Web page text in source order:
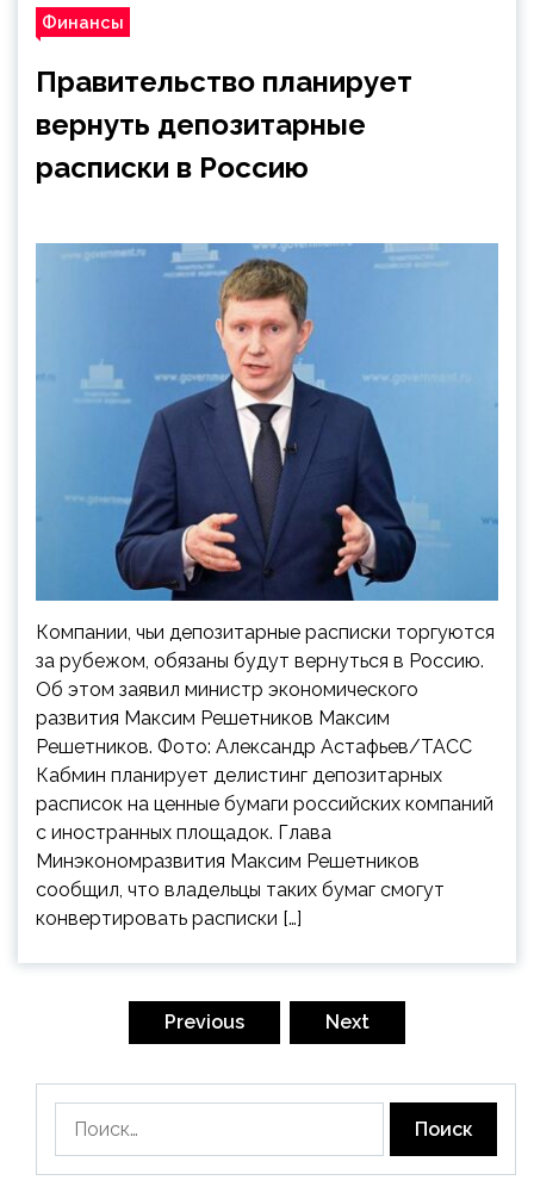
Финансы
Правительство планирует
вернуть депозитарные
расписки в Россию
Компании, чьи депозитарные расписки торгуются
за рубежом, обязаны будут вернуться в Россию.
Об этом заявил министр экономического
развития Максим Решетников Максим
Решетников. Фото: Александр Астафьев/ТАСС
Кабмин планирует делистинг депозитарных
расписок на ценные бумаги российских компаний
с иностранных площадок. Глава
Минэкономразвития Максим Решетников
сообщил, что владельцы таких бумаг смогут
конвертировать расписки […]
Previous Next